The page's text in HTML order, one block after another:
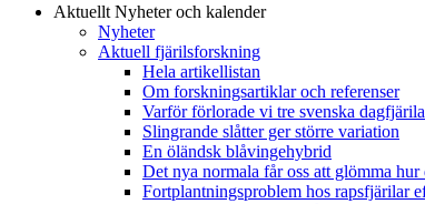
Aktuellt Nyheter och kalender
Nyheter
Aktuell fjärilsforskning
Hela artikellistan
Om forskningsartiklar och referenser
Varför förlorade vi tre svenska
Slingrande slåtter ger större variation
En öländsk blåvingehybrid
Det nya normala får oss att glömma hur
Fortplantningsproblem hos rapsfjärilar